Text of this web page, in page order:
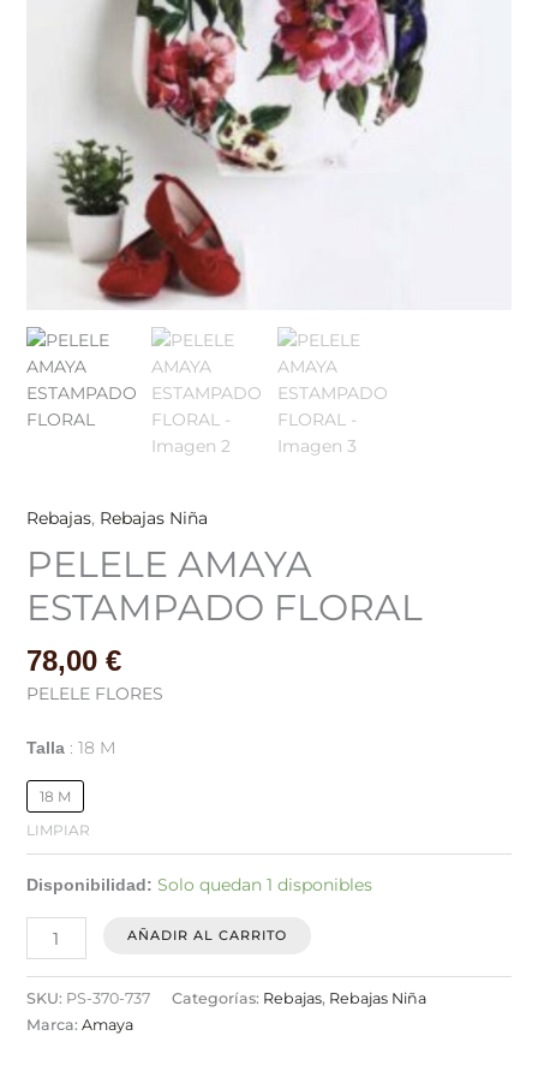
Rebajas, Rebajas Niña
PELELE AMAYA
ESTAMPADO FLORAL
78,00 €
PELELE FLORES
Talla 18 M
18 M
LIMPIAR
Disponibilidad: Solo quedan 1 disponibles
AÑADIR AL CARRITO
SKU: PS-370-737 Categorías: Rebajas, Rebajas Niña
Marca: Amaya